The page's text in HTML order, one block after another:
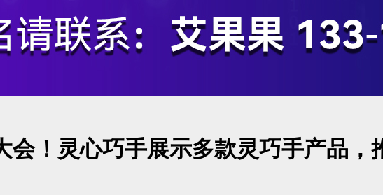
会！灵心巧手展示多款灵巧手产品